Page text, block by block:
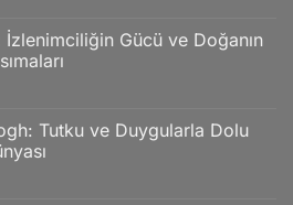
Gücü ve Doğanın
Tutku ve Duygularla Dolu